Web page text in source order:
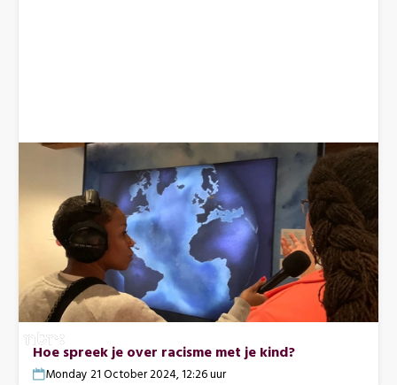
Hoe spreek je over racisme met je kind?
Monday 21 October 2024, 12:26 uur